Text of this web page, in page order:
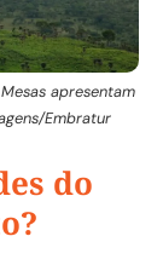
apresentam
Embratur
do